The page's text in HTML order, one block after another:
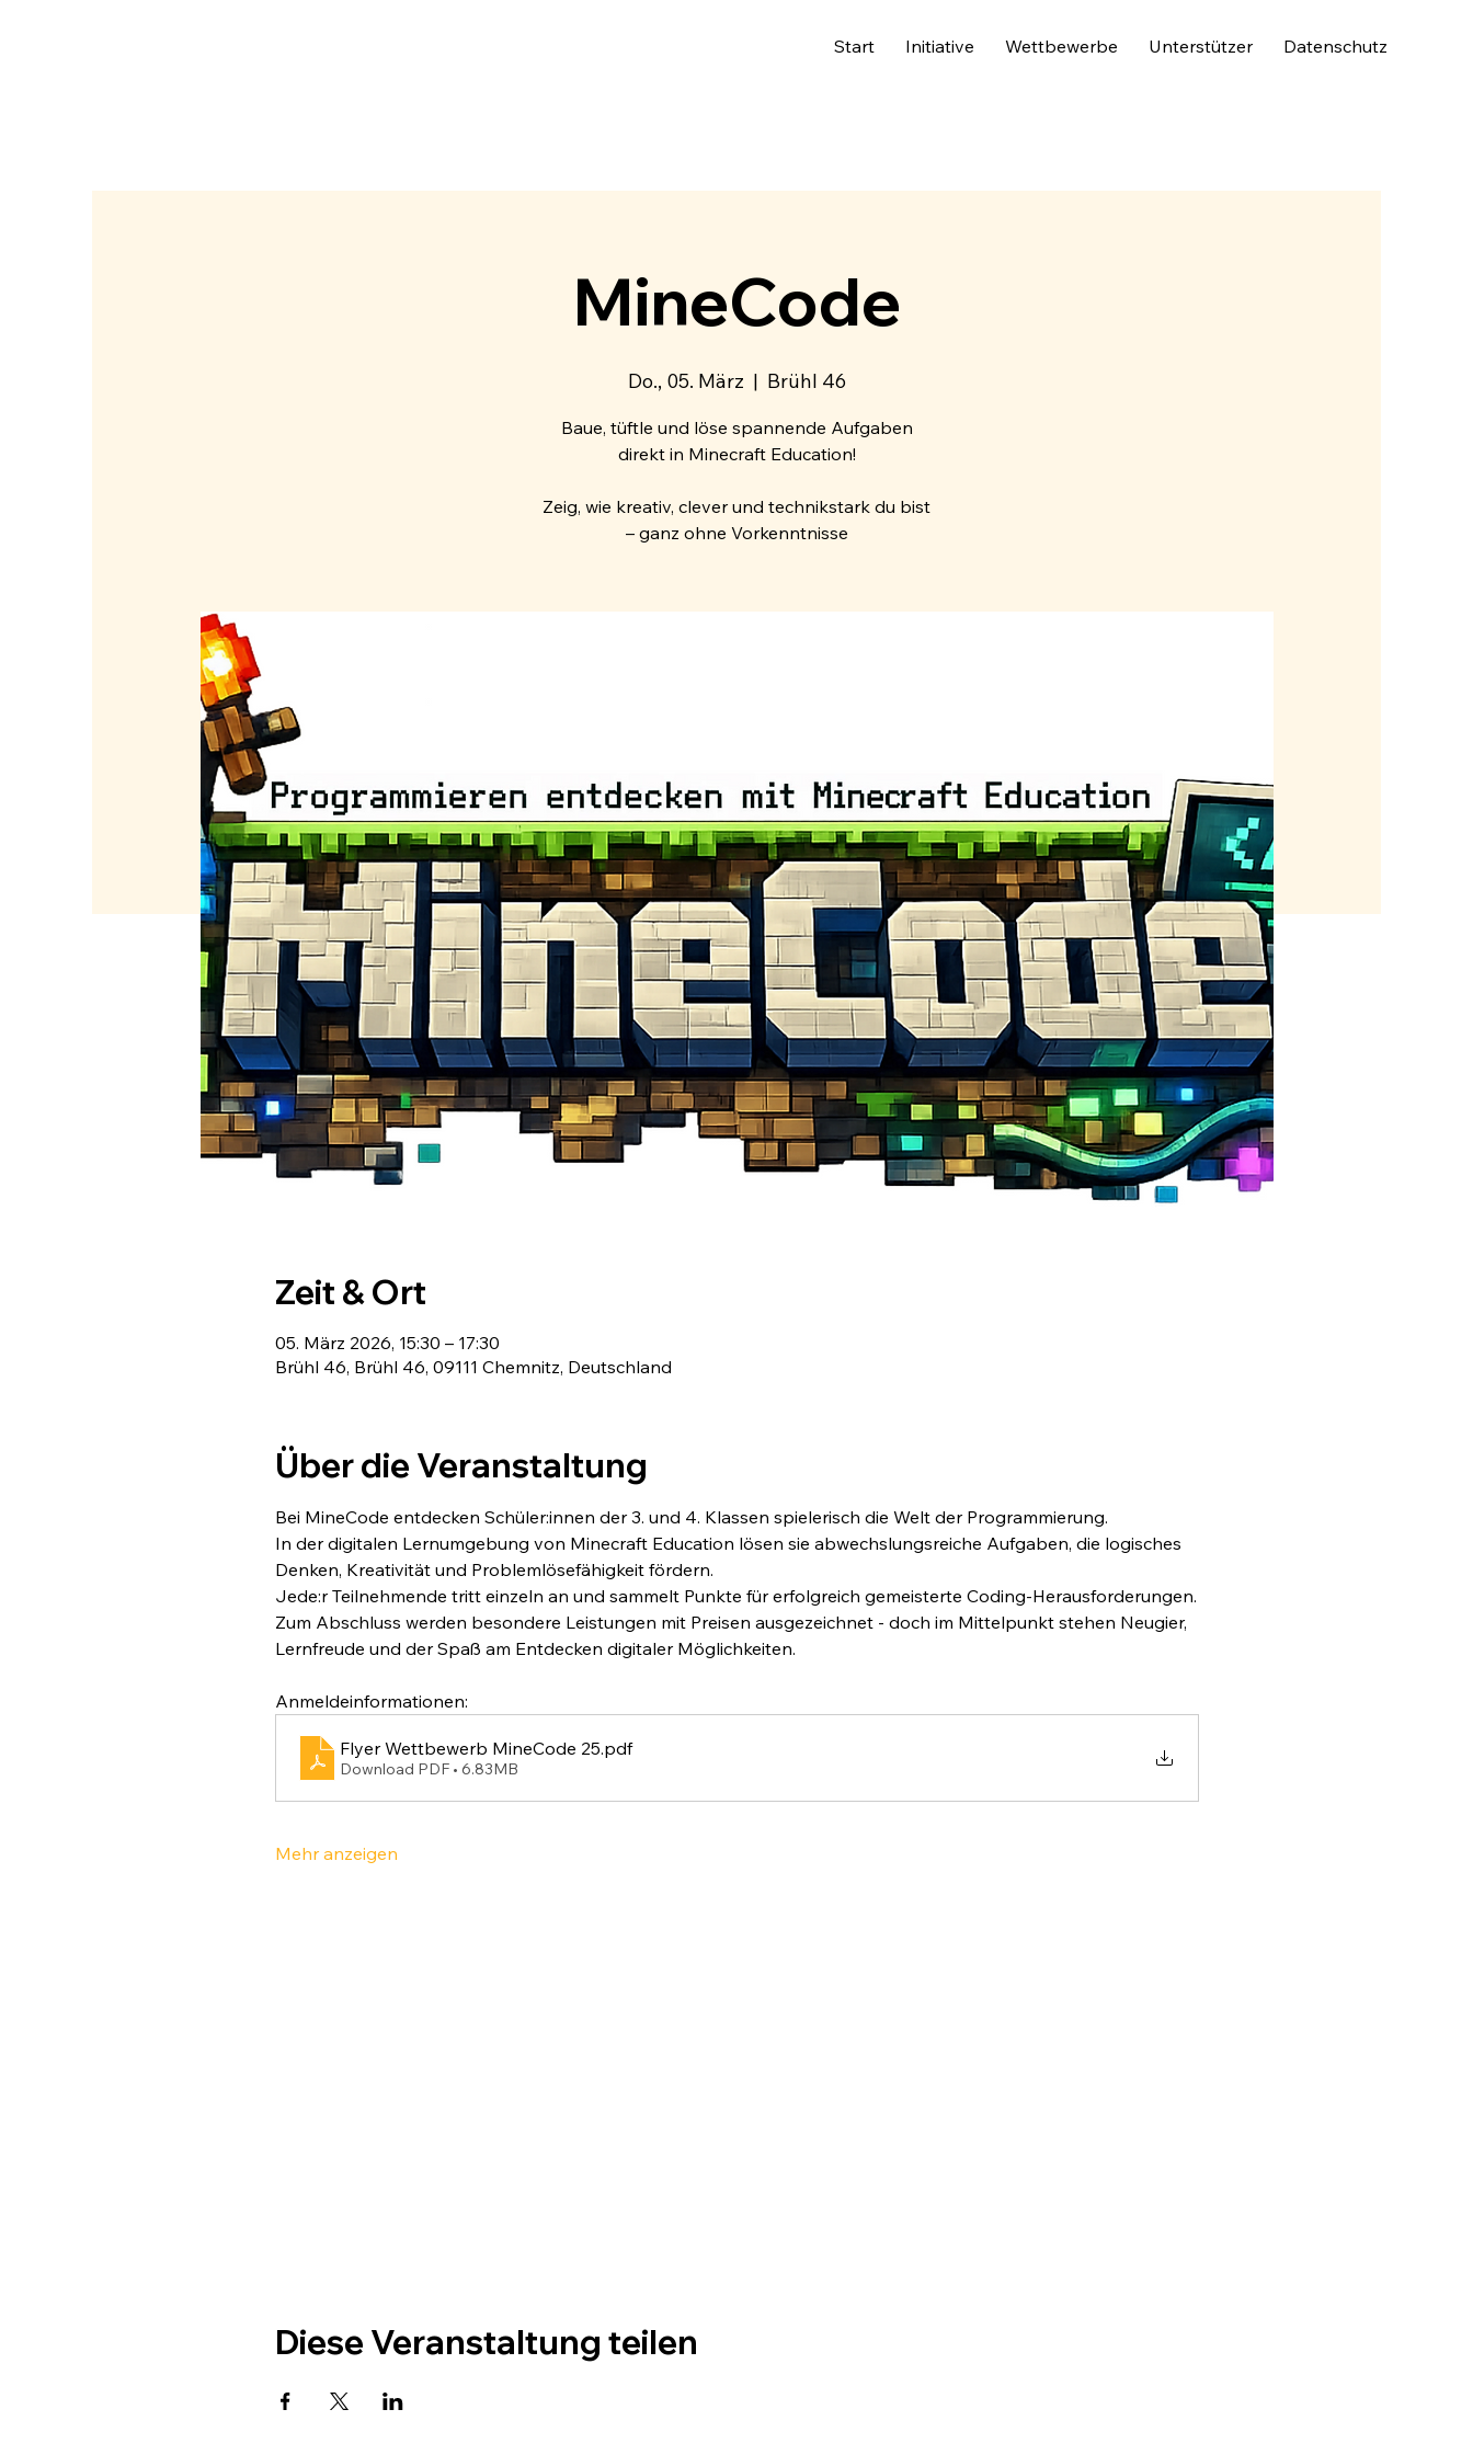
Start Initiative Wettbewerbe Unterstützer Datenschutz
MineCode
Do., 05. März
  |
Brühl 46
Baue, tüftle und löse spannende Aufgaben
direkt in Minecraft Education!
Zeig, wie kreativ, clever und technikstark du bist
– ganz ohne Vorkenntnisse
Zeit & Ort
05. März 2026, 15:30 – 17:30
Brühl 46, Brühl 46, 09111 Chemnitz, Deutschland
Über die Veranstaltung
Bei MineCode entdecken Schüler:innen der 3. und 4. Klassen spielerisch die Welt der Programmierung.
In der digitalen Lernumgebung von Minecraft Education lösen sie abwechslungsreiche Aufgaben, die logisches
Denken, Kreativität und Problemlösefähigkeit fördern.
Jede:r Teilnehmende tritt einzeln an und sammelt Punkte für erfolgreich gemeisterte Coding-Herausforderungen.
Zum Abschluss werden besondere Leistungen mit Preisen ausgezeichnet - doch im Mittelpunkt stehen Neugier,
Lernfreude und der Spaß am Entdecken digitaler Möglichkeiten.
Anmeldeinformationen:
Flyer Wettbewerb MineCode 25.pdf
Download PDF • 6.83MB
Mehr anzeigen
Diese Veranstaltung teilen